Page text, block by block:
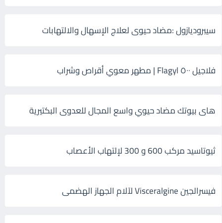
سيبروديازول :مضاد حيوى لعلاج الإسهال والالتهابات
فلاجيل ٥٠٠ Flagyl | مطهر معوي أقراص وشراب
هاى بيوتك مضاد حيوي واسع المجال للعدوى البكتيرية
ثيوتاسيد مركب 600 و 300 لإلتهاب الأعصاب
فيسرالجين Visceralgine لآلام الجهاز الهضمى